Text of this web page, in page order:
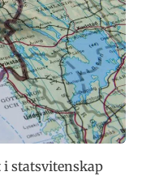
i statsvitenskap